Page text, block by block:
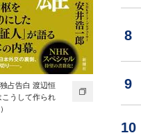
占告白 渡辺恒
うして作られ